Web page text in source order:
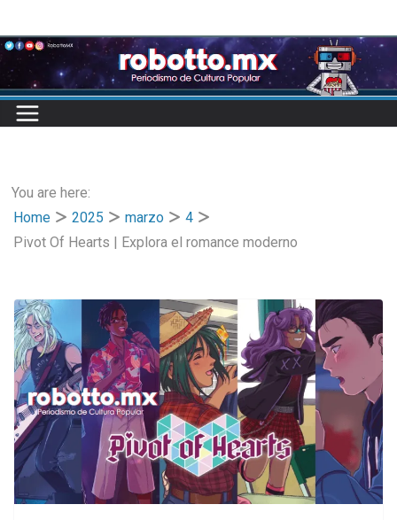
to
content
You are here:
Home
2025 marzo
4
Pivot Of Hearts | Explora el romance moderno